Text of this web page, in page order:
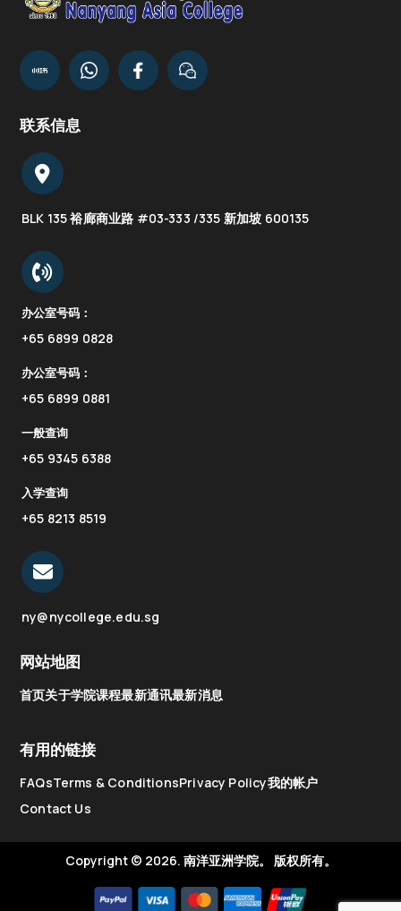
联系信息
BLK 135 裕廊商业路 #03-333 /335 新加坡 600135
办公室号码：
+65 6899 0828
办公室号码：
+65 6899 0881
一般查询
+65 9345 6388
入学查询
+65 8213 8519
ny@nycollege.edu.sg
网站地图
首页关于学院课程最新通讯最新消息
有用的链接
FAQsTerms & ConditionsPrivacy Policy我的帐户
Contact Us
Copyright © 2026. 南洋亚洲学院。 版权所有。